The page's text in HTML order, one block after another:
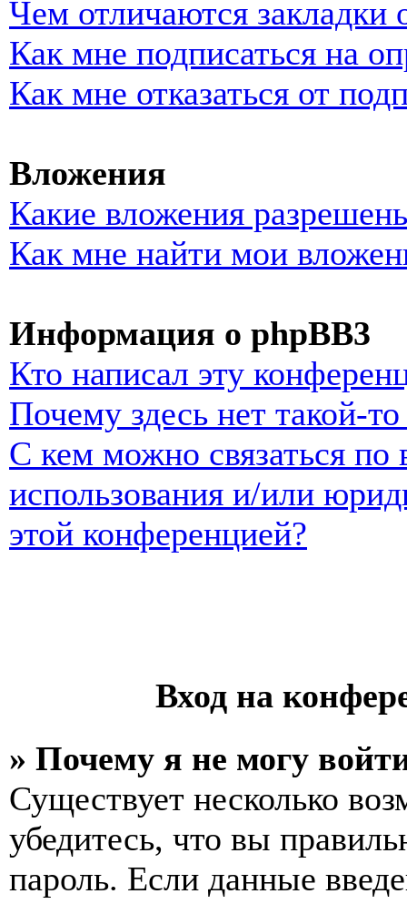
Чем отличаются закладки
Как мне подписаться на
Как мне отказаться от
Вложения
Какие вложения
Как мне найти мои
Информация о phpBB3
Кто написал эту
Почему здесь нет такой-
С кем можно связаться по
использования и/или
этой конференцией?
Вход на
» Почему я не могу
Существует несколько
убедитесь, что вы
пароль. Если данные